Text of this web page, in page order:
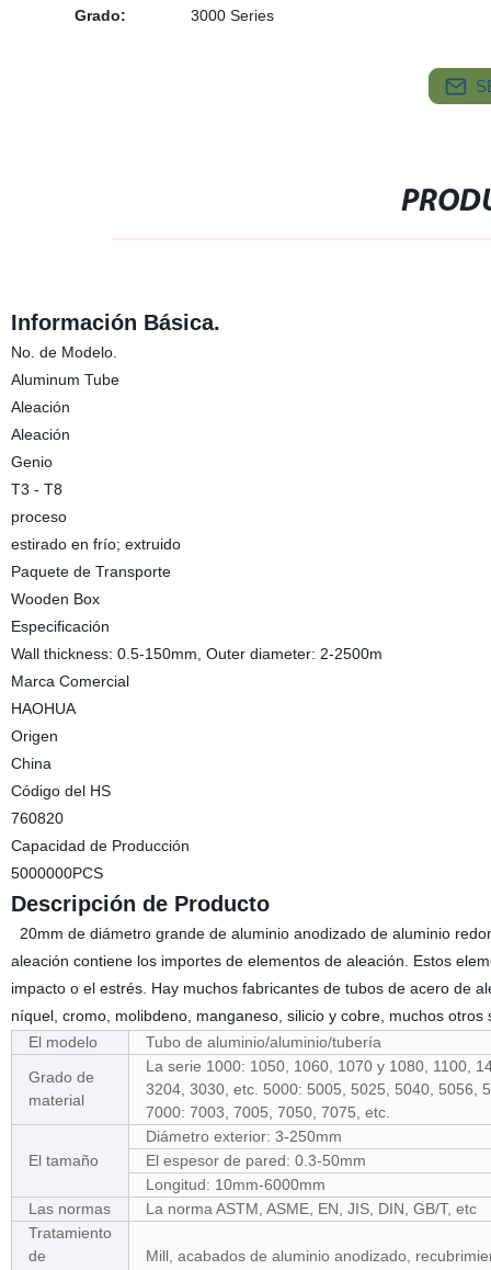
Grado: 3000 Series
Información Básica.
No. de Modelo.
Aluminum Tube
Aleación
Aleación
Genio
T3 - T8
proceso
estirado en frío; extruido
Paquete de Transporte
Wooden Box
Especificación
Wall thickness: 0.5-150mm, Outer diameter: 2-2500m
Marca Comercial
HAOHUA
Origen
China
Código del HS
760820
Capacidad de Producción
5000000PCS
Descripción de Producto
20mm de diámetro grande de aluminio anodizado de aluminio
aleación contiene los importes de elementos de aleación. Estos
impacto o el estrés. Hay muchos fabricantes de tubos de acero de
níquel, cromo, molibdeno, manganeso, silicio y cobre, muchos
El modelo
Tubo de aluminio/aluminio/tubería
Grado de
material
La serie 1000: 1050, 1060, 1070 y 1080, 1100,
3204, 3030, etc. 5000: 5005, 5025, 5040, 5056,
7000: 7003, 7005, 7050, 7075, etc.
El tamaño
Diámetro exterior: 3-250mm
El espesor de pared: 0.3-50mm
Longitud: 10mm-6000mm
Las normas
La norma ASTM, ASME, EN, JIS, DIN, GB/T, etc
Tratamiento
de
Mill, acabados de aluminio anodizado,